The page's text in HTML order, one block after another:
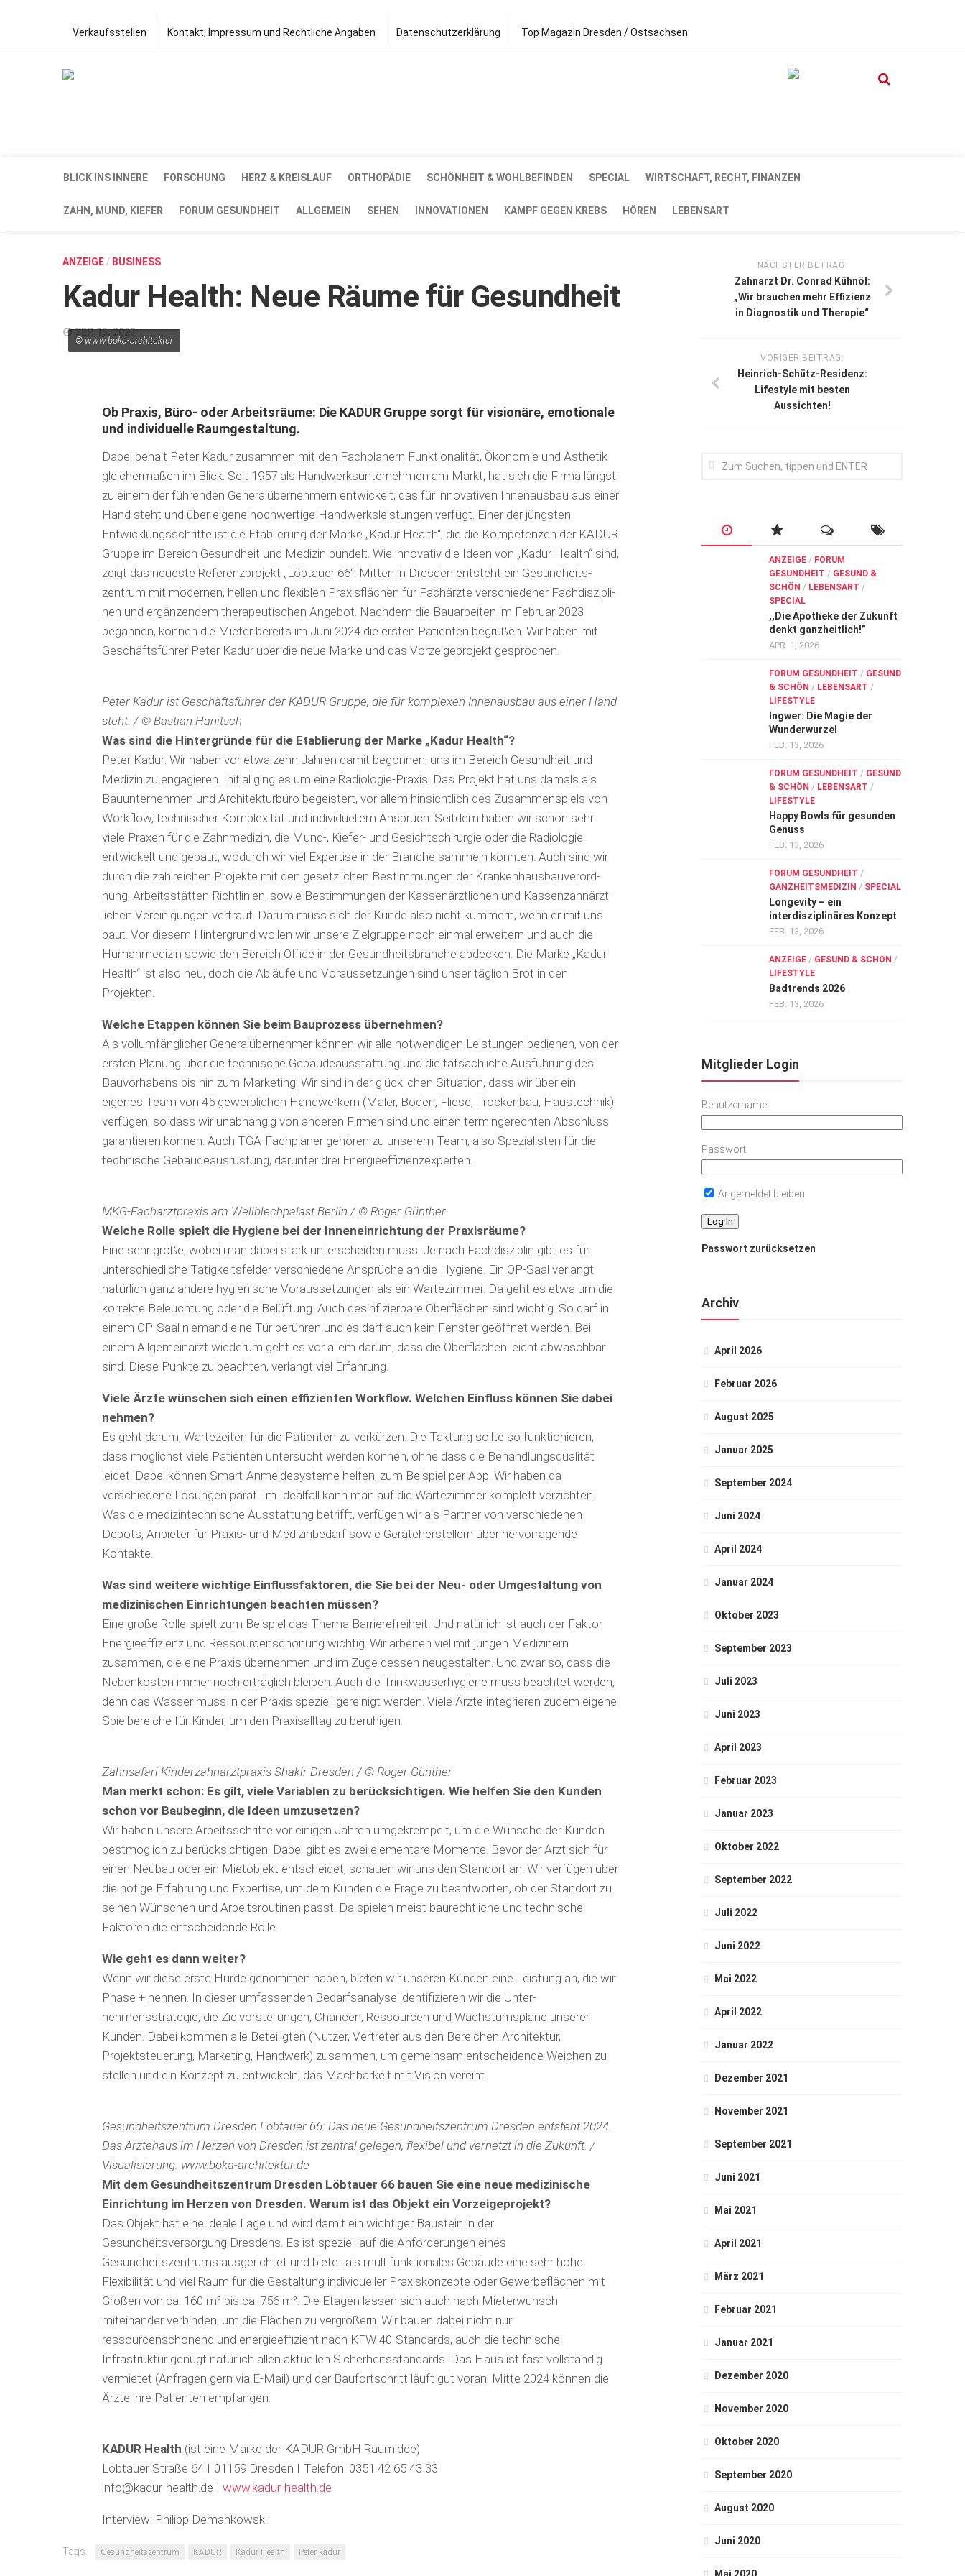
Verkaufsstellen Kontakt, Impressum und Rechtliche Angaben Datenschutzerklärung Top Magazin Dresden / Ostsachsen
BLICK INS INNERE FORSCHUNG HERZ & KREISLAUF ORTHOPÄDIE SCHÖNHEIT & WOHLBEFINDEN SPECIAL WIRTSCHAFT, RECHT, FINANZEN
ZAHN, MUND, KIEFER FORUM GESUNDHEIT ALLGEMEIN SEHEN INNOVATIONEN KAMPF GEGEN KREBS HÖREN LEBENSART
ANZEIGE / BUSINESS
Kadur Health: Neue Räume für Gesundheit
SEP. 15, 2023
© www.boka-architektur
Ob Praxis, Büro- oder Arbeitsräume: Die KADUR Gruppe sorgt für visionäre, emotionale
und individuelle Raum­gestaltung.
Dabei behält Peter Kadur zusammen mit den Fachplanern Funktionalität, Ökonomie und Ästhetik
gleichermaßen im Blick. Seit 1957 als Handwerks­unternehmen am Markt, hat sich die Firma längst
zu einem der führenden General­übernehmern entwickelt, das für innovativen Innen­aus­bau aus einer
Hand steht und über eigene hochwertige Hand­werksleistun­gen verfügt. Einer der jüngsten
Entwicklungs­schritte ist die Etablierung der Marke „Kadur Health“, die die Kompetenzen der KADUR
Gruppe im Bereich Gesundheit und Medizin bündelt. Wie innovativ die Ideen von „Kadur Health“ sind,
zeigt das neueste Referenz­projekt „Löbtauer 66“. Mitten in Dresden entsteht ein Gesund­heits­­
zentrum mit modernen, hellen und flexiblen Praxis­flächen für Fachärzte verschiedener Fach­diszipli­
nen und ergänzendem therapeutischen Angebot. Nachdem die Bauarbeiten im Februar 2023
begannen, können die Mieter bereits im Juni 2024 die ersten Patienten begrüßen. Wir haben mit
Geschäftsführer Peter Kadur über die neue Marke und das Vorzeigeprojekt gesprochen.
Peter Kadur ist Geschäftsführer der KADUR Gruppe, die für komplexen Innenausbau aus einer Hand
steht. / © Bastian Hanitsch
Was sind die Hintergründe für die Etablierung der Marke „Kadur Health“?
Peter Kadur: Wir haben vor etwa zehn Jahren damit begonnen, uns im Bereich Gesundheit und
Medizin zu engagieren. Initial ging es um eine Radiologie-Praxis. Das Projekt hat uns damals als
Bau­unter­nehmen und Architekturbüro begeistert, vor allem hinsichtlich des Zusammenspiels von
Workflow, technischer Komplexität und individuellem Anspruch. Seitdem haben wir schon sehr
viele Praxen für die Zahnmedizin, die Mund-, Kiefer- und Gesichts­chirurgie oder die Radiologie
entwickelt und gebaut, wodurch wir viel Expertise in der Branche sammeln konnten. Auch sind wir
durch die zahlreichen Projekte mit den gesetzlichen Bestim­mun­gen der Krankenhausbau­verord­
nung, Arbeitsstätten-Richtlinien, sowie Bestim­mungen der Kassenärztlichen und Kassenzahnärzt­
lichen Vereinigungen vertraut. Darum muss sich der Kunde also nicht kümmern, wenn er mit uns
baut. Vor diesem Hintergrund wollen wir unsere Ziel­gruppe noch einmal erweitern und auch die
Humanmedizin sowie den Bereich Office in der Gesundheits­branche ab­decken. Die Marke „Kadur
Health“ ist also neu, doch die Abläufe und Voraus­setzungen sind unser täglich Brot in den
Projekten.
Welche Etappen können Sie beim Bauprozess übernehmen?
Als vollumfänglicher Generalüber­neh­mer können wir alle notwendigen Leistungen bedienen, von der
ersten Planung über die technische Gebäude­ausstattung und die tatsächliche Ausführung des
Bauvorhabens bis hin zum Marketing. Wir sind in der glücklichen Situation, dass wir über ein
eigenes Team von 45 gewerblichen Handwerkern (Maler, Boden, Fliese, Trocken­bau, Haustech­nik)
verfügen, so dass wir unabhängig von anderen Firmen sind und einen termingerechten Abschluss
garantieren können. Auch TGA-Fachplaner gehören zu unserem Team, also Spezialisten für die
technische Gebäudeausrüstung, darunter drei Energie­effizienzexperten.
MKG-Facharztpraxis am Wellblechpalast Berlin / © Roger Günther
Welche Rolle spielt die Hygiene bei der Inneneinrichtung der Praxisräume?
Eine sehr große, wobei man dabei stark unterscheiden muss. Je nach Fachdisziplin gibt es für
unterschiedliche Tätigkeits­felder verschiedene Ansprüche an die Hygiene. Ein OP-Saal verlangt
natürlich ganz andere hygienische Voraus­setzungen als ein Wartezimmer. Da geht es etwa um die
korrekte Beleuchtung oder die Belüftung. Auch desinfizierbare Ober­flächen sind wichtig. So darf in
einem OP-Saal niemand eine Tür berühren und es darf auch kein Fenster geöffnet werden. Bei
einem Allgemein­arzt wiederum geht es vor allem darum, dass die Oberflächen leicht ab­waschbar
sind. Diese Punkte zu beachten, verlangt viel Erfah­rung.
Viele Ärzte wünschen sich einen effizienten Workflow. Welchen Einfluss können Sie dabei
nehmen?
Es geht darum, Wartezeiten für die Patienten zu verkürzen. Die Taktung sollte so funktionieren,
dass möglichst viele Patienten untersucht werden können, ohne dass die Behand­lungsqualität
leidet. Dabei können Smart-Anmelde­systeme helfen, zum Beispiel per App. Wir haben da
verschiedene Lösungen parat. Im Idealfall kann man auf die Wartezimmer komplett verzichten.
Was die medizintechnische Ausstattung betrifft, verfügen wir als Partner von verschiedenen
Depots, Anbieter für Praxis- und Medizinbedarf sowie Geräteherstellern über hervorragende
Kontakte.
Was sind weitere wichtige Einflussfaktoren, die Sie bei der Neu- oder Umgestaltung von
medizinischen Einrichtungen beachten müssen?
Eine große Rolle spielt zum Beispiel das Thema Barrie­refreiheit. Und natürlich ist auch der Faktor
Energie­effizienz und Ressourcenschonung wichtig. Wir arbeiten viel mit jungen Medizi­nern
zusammen, die eine Praxis übernehmen und im Zuge dessen neugestalten. Und zwar so, dass die
Nebenkosten immer noch erträglich bleiben. Auch die Trink­wasserhygiene muss beachtet werden,
denn das Wasser muss in der Praxis speziell gereinigt werden. Viele Ärzte integrieren zudem eigene
Spielbereiche für Kinder, um den Praxisalltag zu beruhigen.
Zahnsafari Kinderzahnarztpraxis Shakir Dresden / © Roger Günther
Man merkt schon: Es gilt, viele Variablen zu berücksichtigen. Wie helfen Sie den Kunden
schon vor Baubeginn, die Ideen umzusetzen?
Wir haben unsere Arbeitsschritte vor einigen Jahren umgekrempelt, um die Wünsche der Kunden
bestmöglich zu berücksichtigen. Dabei gibt es zwei elementare Momente. Bevor der Arzt sich für
einen Neubau oder ein Mietobjekt entscheidet, schauen wir uns den Standort an. Wir verfügen über
die nötige Erfahrung und Expertise, um dem Kunden die Frage zu beantworten, ob der Standort zu
seinen Wünschen und Arbeits­routi­nen passt. Da spielen meist baurechtliche und technische
Faktoren die entscheidende Rolle.
Wie geht es dann weiter?
Wenn wir diese erste Hürde genommen haben, bieten wir unseren Kunden eine Leistung an, die wir
Phase + nennen. In dieser umfassenden Bedarfsanalyse identifizieren wir die Unter­
nehmensstrategie, die Zielvorstellungen, Chancen, Ressour­cen und Wachstumspläne unserer
Kunden. Dabei kommen alle Beteiligten (Nutzer, Vertreter aus den Bereichen Archi­tektur,
Projektsteuerung, Marketing, Handwerk) zusammen, um gemeinsam entscheidende Weichen zu
stellen und ein Konzept zu entwickeln, das Machbarkeit mit Vision vereint.
Gesundheitszentrum Dresden Löbtauer 66: Das neue Gesundheitszentrum Dresden entsteht 2024.
Das Ärztehaus im Herzen von Dresden ist zentral gelegen, flexibel und vernetzt in die Zukunft. /
Visualisierung: www.boka-architektur.de
Mit dem Gesundheitszentrum Dresden Löbtauer 66 bauen Sie eine neue medizinische
Einrichtung im Herzen von Dresden. Warum ist das Objekt ein Vorzeigeprojekt?
Das Objekt hat eine ideale Lage und wird damit ein wichtiger Baustein in der
Gesundheitsversorgung Dresdens. Es ist speziell auf die Anforderungen eines
Gesundheitszentrums ausgerichtet und bietet als multifunktionales Gebäude eine sehr hohe
Flexibilität und viel Raum für die Gestaltung individueller Praxiskonzepte oder Gewerbeflächen mit
Größen von ca. 160 m² bis ca. 756 m². Die Etagen lassen sich auch nach Mieterwunsch
miteinander verbinden, um die Flächen zu vergrößern. Wir bauen dabei nicht nur
ressourcenschonend und energieeffizient nach KFW 40-Standards, auch die technische
Infrastruktur genügt natürlich allen aktuellen Sicherheitsstandards. Das Haus ist fast vollständig
vermietet (Anfragen gern via E-Mail) und der Bau­fort­schritt läuft gut voran. Mitte 2024 können die
Ärzte ihre Patienten empfangen.
KADUR Health (ist eine Marke der KADUR GmbH Raumidee)
Löbtauer Straße 64 I 01159 Dresden I Telefon: 0351 42 65 43 33
info@kadur-health.de I www.kadur-health.de
Interview: Philipp Demankowski
Tags: Gesundheitszentrum KADUR Kadur Health Peter kadur
NÄCHSTER BETRAG:
Zahnarzt Dr. Conrad Kühnöl:
„Wir brauchen mehr Effizienz
in Diagnostik und Therapie“
VORIGER BEITRAG:
Heinrich-Schütz-Residenz:
Lifestyle mit besten
Aussichten!
ANZEIGE / FORUM
GESUNDHEIT / GESUND &
SCHÖN / LEBENSART /
SPECIAL
,,Die Apotheke der Zukunft
denkt ganzheitlich!”
APR. 1, 2026
FORUM GESUNDHEIT / GESUND
& SCHÖN / LEBENSART /
LIFESTYLE
Ingwer: Die Magie der
Wunderwurzel
FEB. 13, 2026
FORUM GESUNDHEIT / GESUND
& SCHÖN / LEBENSART /
LIFESTYLE
Happy Bowls für gesunden
Genuss
FEB. 13, 2026
FORUM GESUNDHEIT /
GANZHEITSMEDIZIN / SPECIAL
Longevity – ein
interdisziplinäres Konzept
FEB. 13, 2026
ANZEIGE / GESUND & SCHÖN /
LIFESTYLE
Badtrends 2026
FEB. 13, 2026
Mitglieder Login
Benutzername
Passwort
Angemeldet bleiben
Passwort zurücksetzen
Archiv
April 2026
Februar 2026
August 2025
Januar 2025
September 2024
Juni 2024
April 2024
Januar 2024
Oktober 2023
September 2023
Juli 2023
Juni 2023
April 2023
Februar 2023
Januar 2023
Oktober 2022
September 2022
Juli 2022
Juni 2022
Mai 2022
April 2022
Januar 2022
Dezember 2021
November 2021
September 2021
Juni 2021
Mai 2021
April 2021
März 2021
Februar 2021
Januar 2021
Dezember 2020
November 2020
Oktober 2020
September 2020
August 2020
Juni 2020